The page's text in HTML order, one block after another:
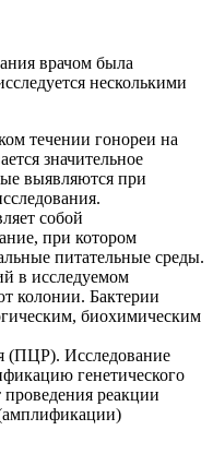
врачом была
несколькими
течении гонореи на
значительное
выявляются при
собой
при котором
питательные среды.
в исследуемом
колонии. Бактерии
биохимическим
(ПЦР). Исследование
генетического
проведения реакции